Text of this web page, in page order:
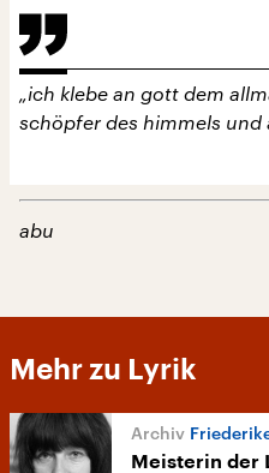
„ich klebe an gott dem
schöpfer des himmels und
abu
Mehr zu Lyrik
Meisterin der